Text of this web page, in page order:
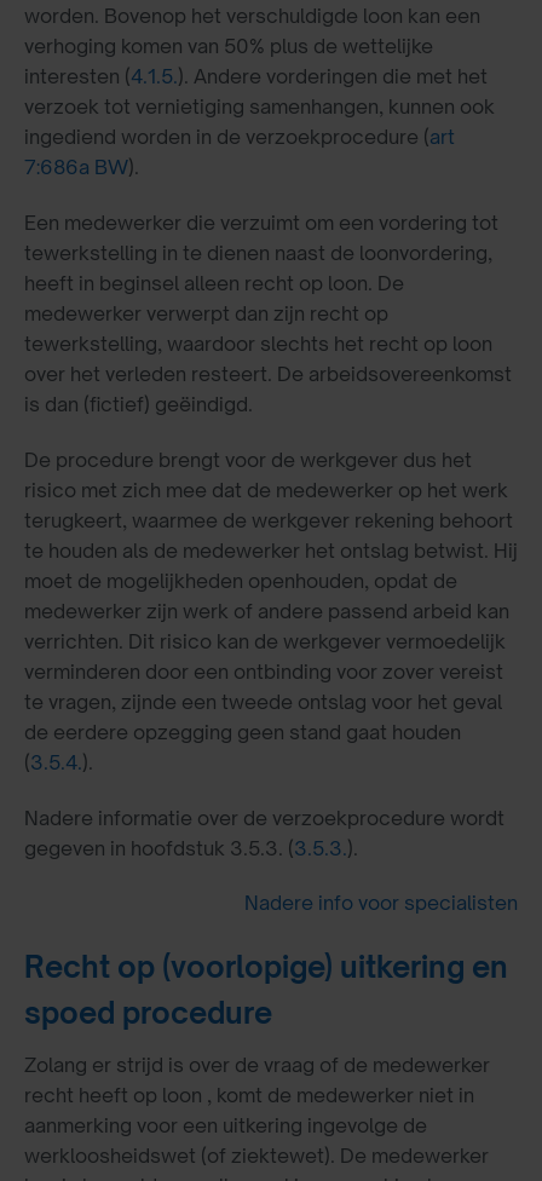
worden. Bovenop het verschuldigde loon kan een
verhoging komen van 50% plus de wettelijke
interesten (4.1.5.). Andere vorderingen die met het
verzoek tot vernietiging samenhangen, kunnen ook
ingediend worden in de verzoekprocedure (art
7:686a BW).
Een medewerker die verzuimt om een vordering tot
tewerkstelling in te dienen naast de loonvordering,
heeft in beginsel alleen recht op loon. De
medewerker verwerpt dan zijn recht op
tewerkstelling, waardoor slechts het recht op loon
over het verleden resteert. De arbeidsovereenkomst
is dan (fictief) geëindigd.
De procedure brengt voor de werkgever dus het
risico met zich mee dat de medewerker op het werk
terugkeert, waarmee de werkgever rekening behoort
te houden als de medewerker het ontslag betwist. Hij
moet de mogelijkheden openhouden, opdat de
medewerker zijn werk of andere passend arbeid kan
verrichten. Dit risico kan de werkgever vermoedelijk
verminderen door een ontbinding voor zover vereist
te vragen, zijnde een tweede ontslag voor het geval
de eerdere opzegging geen stand gaat houden
(3.5.4.).
Nadere informatie over de verzoekprocedure wordt
gegeven in hoofdstuk 3.5.3. (3.5.3.).
Nadere info voor specialisten
Recht op (voorlopige) uitkering en
spoed procedure
Zolang er strijd is over de vraag of de medewerker
recht heeft op loon , komt de medewerker niet in
aanmerking voor een uitkering ingevolge de
werkloosheidswet (of ziektewet). De medewerker